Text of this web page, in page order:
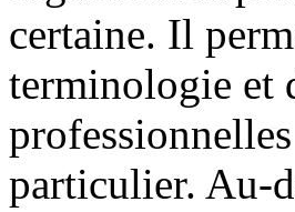
certaine. Il
terminologie et
particulier. Au-